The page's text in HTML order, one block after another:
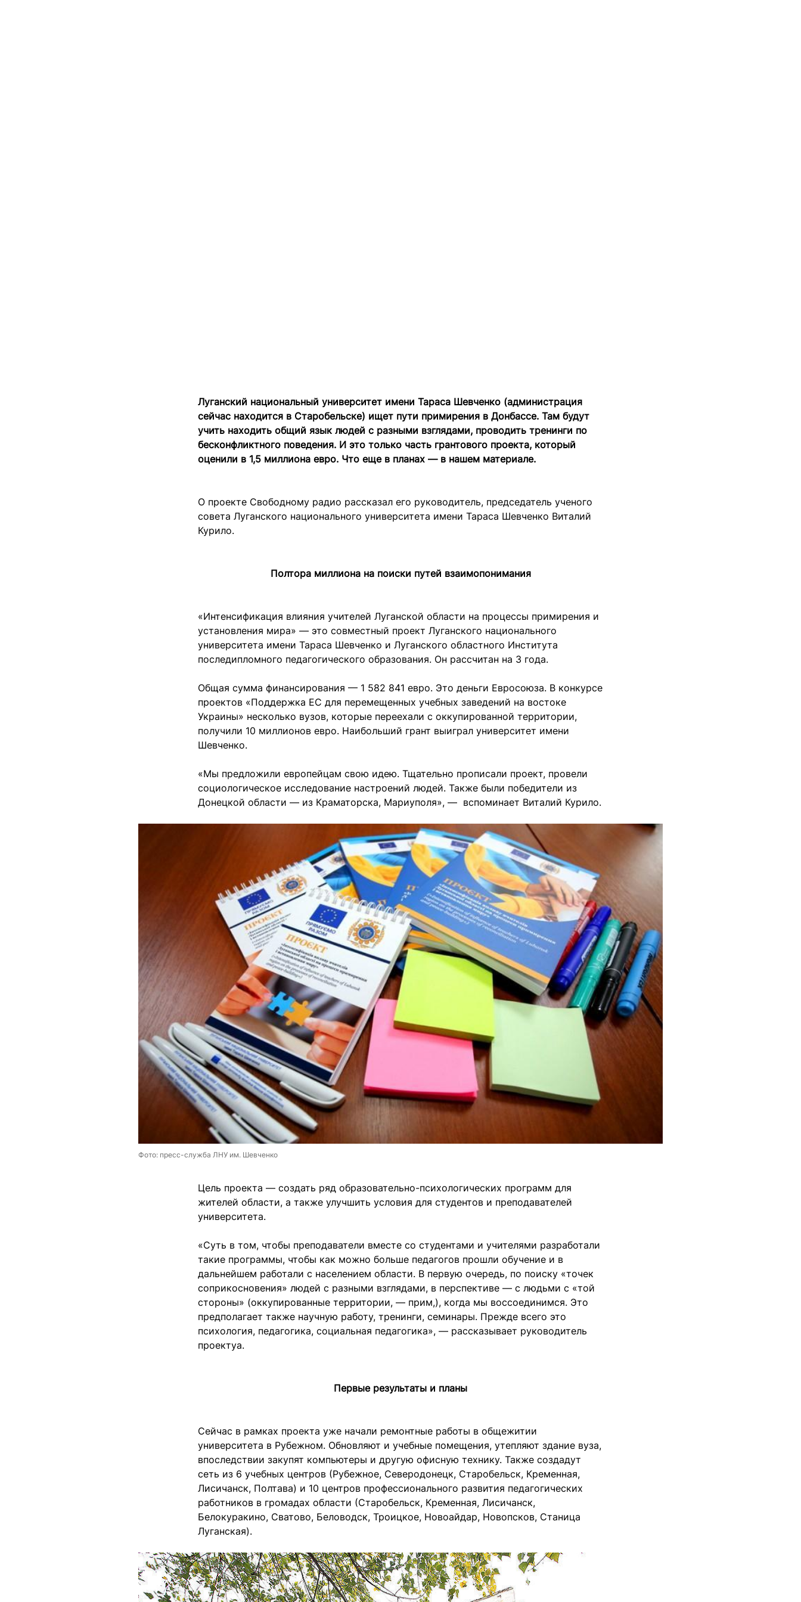
Луганский национальный университет имени Тараса Шевченко (администрация
сейчас находится в Старобельске) ищет пути примирения в Донбассе. Там будут
учить находить общий язык людей с разными взглядами, проводить тренинги по
бесконфликтного поведения. И это только часть грантового проекта, который
оценили в 1,5 миллиона евро. Что еще в планах — в нашем материале.
О проекте Свободному радио рассказал его руководитель, председатель ученого
совета Луганского национального университета имени Тараса Шевченко Виталий
Курило.
Полтора миллиона на поиски путей взаимопонимания
«Интенсификация влияния учителей Луганской области на процессы примирения и
установления мира» — это совместный проект Луганского национального
университета имени Тараса Шевченко и Луганского областного Института
последипломного педагогического образования. Он рассчитан на 3 года.
Общая сумма финансирования — 1 582 841 евро. Это деньги Евросоюза. В конкурсе
проектов «Поддержка ЕС для перемещенных учебных заведений на востоке
Украины» несколько вузов, которые переехали с оккупированной территории,
получили 10 миллионов евро. Наибольший грант выиграл университет имени
Шевченко.
«Мы предложили европейцам свою идею. Тщательно прописали проект, провели
социологическое исследование настроений людей. Также были победители из
Донецкой области — из Краматорска, Мариуполя», — вспоминает Виталий Курило.
Фото: пресс-служба ЛНУ им. Шевченко
Цель проекта — создать ряд образовательно-психологических программ для
жителей области, а также улучшить условия для студентов и преподавателей
университета.
«Суть в том, чтобы преподаватели вместе со студентами и учителями разработали
такие программы, чтобы как можно больше педагогов прошли обучение и в
дальнейшем работали с населением области. В первую очередь, по поиску «точек
соприкосновения» людей с разными взглядами, в перспективе — с людьми с «той
стороны» (оккупированные территории, — прим,), когда мы воссоединимся. Это
предполагает также научную работу, тренинги, семинары. Прежде всего это
психология, педагогика, социальная педагогика», — рассказывает руководитель
проектуа.
Первые результаты и планы
Сейчас в рамках проекта уже начали ремонтные работы в общежитии
университета в Рубежном. Обновляют и учебные помещения, утепляют здание вуза,
впоследствии закупят компьютеры и другую офисную технику. Также создадут
сеть из 6 учебных центров (Рубежное, Северодонецк, Старобельск, Кременная,
Лисичанск, Полтава) и 10 центров профессионального развития педагогических
работников в громадах области (Старобельск, Кременная, Лисичанск,
Белокуракино, Сватово, Беловодск, Троицкое, Новоайдар, Новопсков, Станица
Луганская).